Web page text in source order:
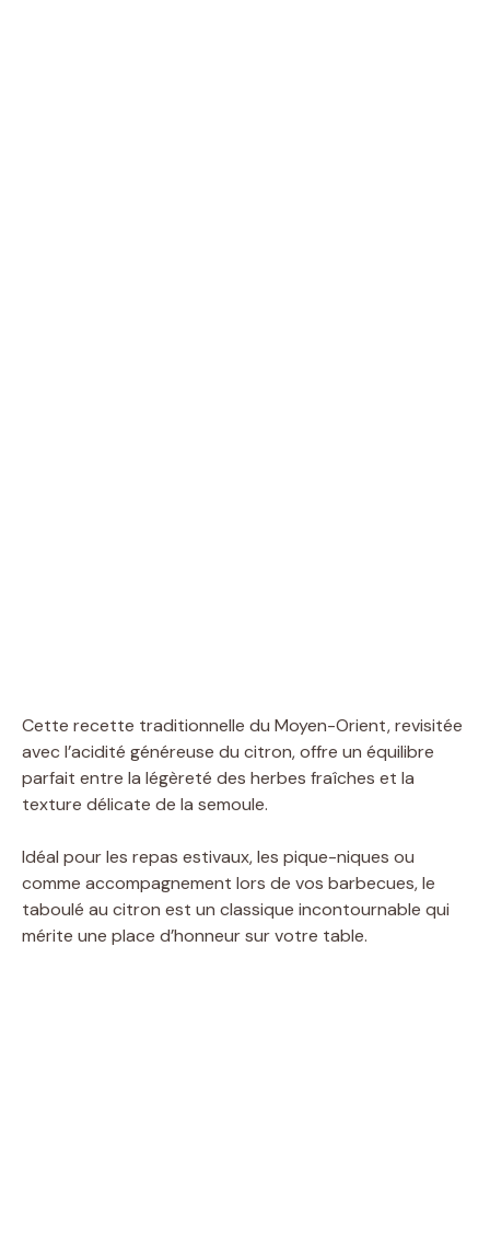
Cette recette traditionnelle du Moyen-Orient, revisitée
avec l’acidité généreuse du citron, offre un équilibre
parfait entre la légèreté des herbes fraîches et la
texture délicate de la semoule.
Idéal pour les repas estivaux, les pique-niques ou
comme accompagnement lors de vos barbecues, le
taboulé au citron est un classique incontournable qui
mérite une place d’honneur sur votre table.